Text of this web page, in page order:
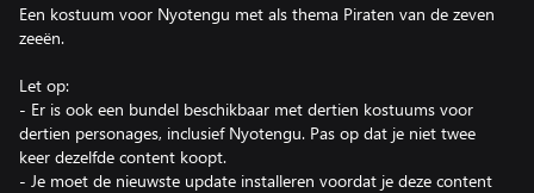
Een kostuum voor Nyotengu met als thema Piraten van de zeven
zeeën.
Let op:
- Er is ook een bundel beschikbaar met dertien kostuums voor
dertien personages, inclusief Nyotengu. Pas op dat je niet twee
keer dezelfde content koopt.
- Je moet de nieuwste update installeren voordat je deze content